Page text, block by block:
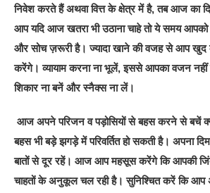
निवेश करते हैं अथवा वित्त के क्षेत्र में है, तब आज का
आप यदि आज खतरा भी उठाना चाहे तो ये समय
और सोच ज़रूरी है। ज्यादा खाने की वजह से आप खुद
करेंगे। व्यायाम करना ना भूलें, इससे आपका वजन
शिकार ना बनें और स्नैक्स ना लें।
आज अपने परिजन व पड़ोसियों से बहस करने से बचें
बहस भी बड़े झगड़े में परिवर्तित हो सकती है। अपना
बातों से दूर रहें। आज आप महसूस करेंगे कि आपकी
चाहतों के अनुकूल चल रही है। सुनिश्चित करें कि आप